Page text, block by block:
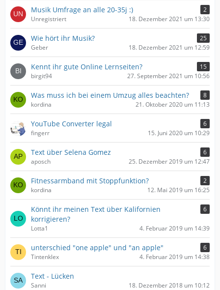
Musik Umfrage an alle 20-35j :)
2
Unregistriert
18. Dezember 2021 um 13:30
Wie hört ihr Musik?
25
Geber
18. Dezember 2021 um 12:59
Kennt ihr gute Online Lernseiten?
15
birgit94
27. September 2021 um 10:56
Was muss ich bei einem Umzug alles beachten?
8
kordina
21. Oktober 2020 um 11:13
YouTube Converter legal
6
fingerr
15. Juni 2020 um 10:29
Text über Selena Gomez
6
aposch
25. Dezember 2019 um 12:47
Fitnessarmband mit Stoppfunktion?
2
kordina
12. Mai 2019 um 16:25
Könnt ihr meinen Text über Kalifornien
korrigieren?
6
Lotta1 4. Februar 2019 um 14:39
unterschied "one apple" und "an apple"
6
Tintenklex
4. Februar 2019 um 14:38
Text - Lücken
Sanni 18. Dezember 2018 um 10:12